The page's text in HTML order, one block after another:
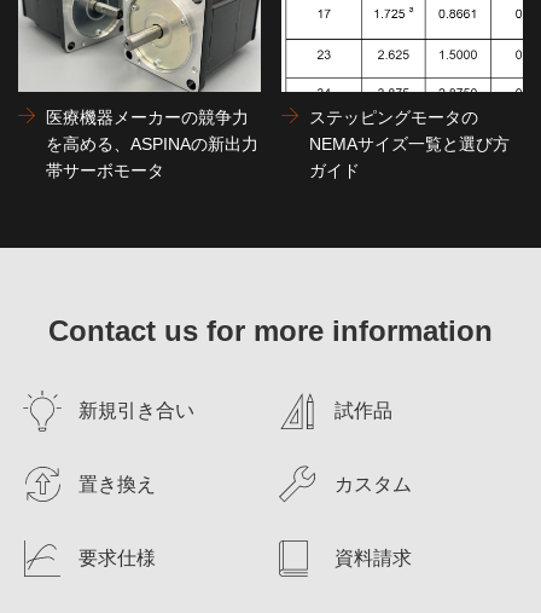
医療機器メーカーの競争力
を高める、ASPINAの新出力
帯サーボモータ
ステッピングモータの
NEMAサイズ一覧と選び方
ガイド
Contact us for more information
新規引き合い 試作品
置き換え カスタム
要求仕様 資料請求